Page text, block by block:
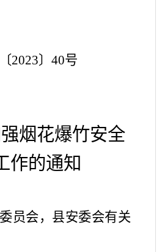
2023〕40号
烟花爆竹安全
作的通知
员会，县安委会有关